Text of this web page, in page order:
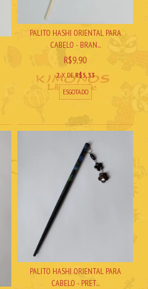
PALITO HASHI ORIENTAL PARA
CABELO - BRAN...
R$9,90
2 X DER$5,33
ESGOTADO
PALITO HASHI ORIENTAL PARA
CABELO - PRET...